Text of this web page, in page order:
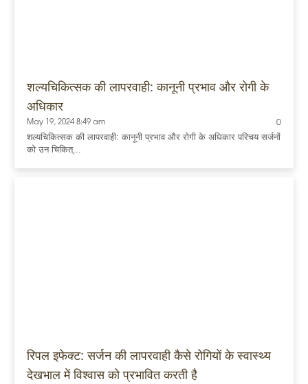
शल्यचिकित्सक की लापरवाही: कानूनी प्रभाव और रोगी के
अधिकार
May 19, 2024 8:49 am 0
शल्यचिकित्सक की लापरवाही: कानूनी प्रभाव और रोगी के अधिकार परिचय सर्जनों
को उन चिकित्...
रिपल इफेक्ट: सर्जन की लापरवाही कैसे रोगियों के स्वास्थ्य
देखभाल में विश्वास को प्रभावित करती है